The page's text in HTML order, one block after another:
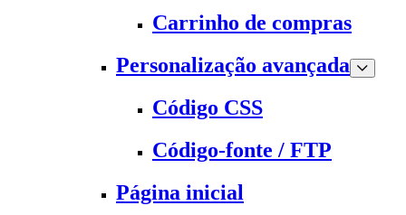
Carrinho de compras
Personalização avançada
Código CSS
Código-fonte / FTP
Página inicial